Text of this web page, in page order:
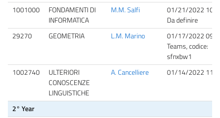
1001000
FONDAMENTI DI
INFORMATICA
M.M. Salfi
01/21/2022
Da definire
29270
GEOMETRIA L.M. Marino
01/17/2022
Teams, codice:
sfnxbw1
1002740
ULTERIORI
CONOSCENZE
LINGUISTICHE
A. Cancelliere 01/14/2022
2° Year